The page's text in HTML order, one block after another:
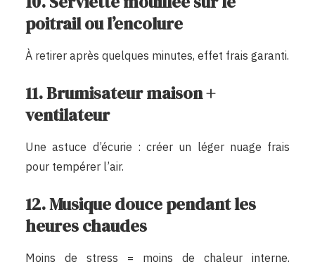
poitrail ou l’encolure
À retirer après quelques minutes, effet frais garanti.
11. Brumisateur maison +
ventilateur
Une astuce d’écurie : créer un léger nuage frais
pour tempérer l’air.
12. Musique douce pendant les
heures chaudes
Moins de stress = moins de chaleur interne.